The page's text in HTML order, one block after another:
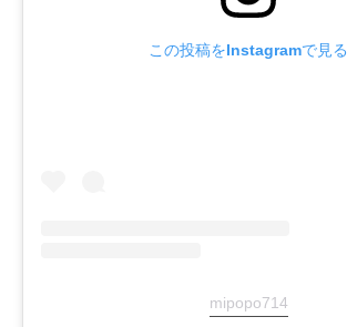
この投稿をInstagramで見る
mipopo714